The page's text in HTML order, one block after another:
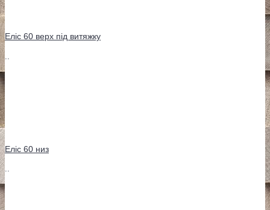
Еліс 60 верх під витяжку
Еліс 60 низ
..